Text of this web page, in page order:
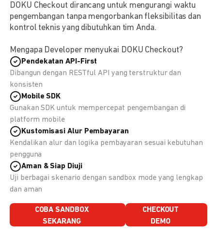
DOKU Checkout dirancang untuk mengurangi waktu
pengembangan tanpa mengorbankan fleksibilitas dan
kontrol teknis yang dibutuhkan tim Anda.
Mengapa Developer menyukai DOKU Checkout?
Pendekatan API-First
Dibangun dengan RESTful API yang terstruktur dan
konsisten
Mobile SDK
Gunakan SDK untuk mempercepat pengembangan di
platform mobile
Kustomisasi Alur Pembayaran
Kendalikan alur dan logika pembayaran sesuai kebutuhan
pengguna
Aman & Siap Diuji
Uji berbagai skenario dengan sandbox mode yang lengkap
dan aman
COBA SANDBOX
SEKARANG
CHECKOUT
DEMO